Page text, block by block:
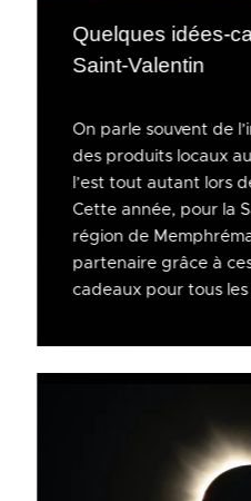
Quelques idées-
Saint-Valentin
On parle souvent de
des produits locaux
l’est tout autant lors
Cette année, pour la
région de
partenaire grâce à
cadeaux pour tous